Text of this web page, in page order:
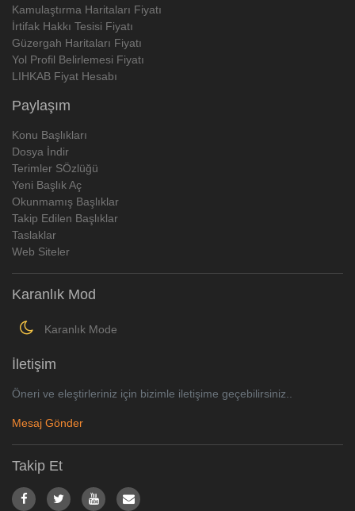
Kamulaştırma Haritaları Fiyatı
İrtifak Hakkı Tesisi Fiyatı
Güzergah Haritaları Fiyatı
Yol Profil Belirlemesi Fiyatı
LIHKAB Fiyat Hesabı
Paylaşım
Konu Başlıkları
Dosya İndir
Terimler SÖzlüğü
Yeni Başlık Aç
Okunmamış Başlıklar
Takip Edilen Başlıklar
Taslaklar
Web Siteler
Karanlık Mod
Karanlık Mode
İletişim
Öneri ve eleştirleriniz için bizimle iletişime geçebilirsiniz..
Mesaj Gönder
Takip Et